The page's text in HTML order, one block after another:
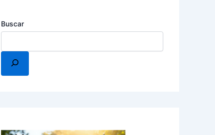
Buscar